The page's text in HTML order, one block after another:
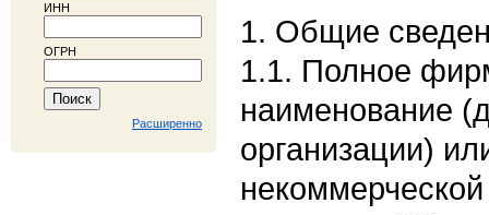
ИНН
ОГРН
Расширенно
1. Общие
1.1. Полное
наименование
организации)